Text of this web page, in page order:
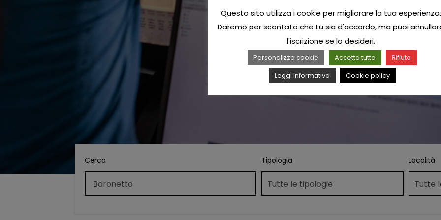
Cerca Tipologia Località
Questo sito utilizza i cookie per migliorare la tua esperienza.
Daremo per scontato che tu sia d'accordo, ma puoi
l'iscrizione se lo desideri.
Personalizza cookie Accetta tutto
Rifiuta
Leggi Informativa
Cookie policy